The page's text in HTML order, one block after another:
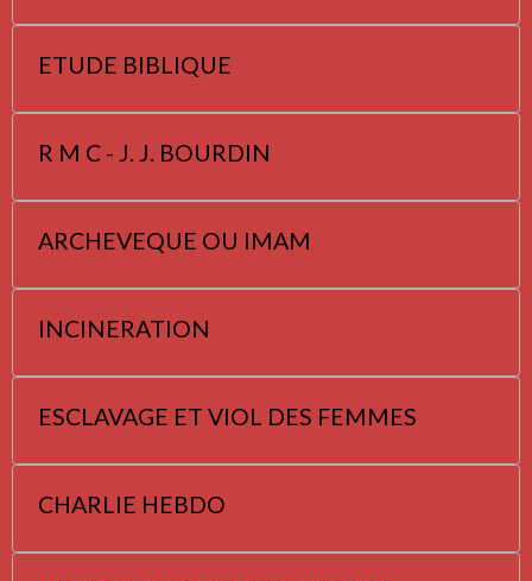
ETUDE BIBLIQUE
R M C - J. J. BOURDIN
ARCHEVEQUE OU IMAM
INCINERATION
ESCLAVAGE ET VIOL DES FEMMES
CHARLIE HEBDO